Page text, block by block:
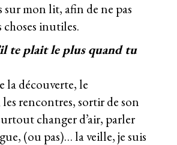
sur mon lit, afin de ne pas
choses inutiles.
te plait le plus quand tu
la découverte, le
rencontres, sortir de son
changer d’air, parler
(ou pas)… la veille, je suis